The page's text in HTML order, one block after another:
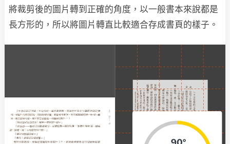
將裁剪後的圖片轉到正確的角度，以一般書本來說都是
長方形的，所以將圖片轉直比較適合存成書頁的樣子。